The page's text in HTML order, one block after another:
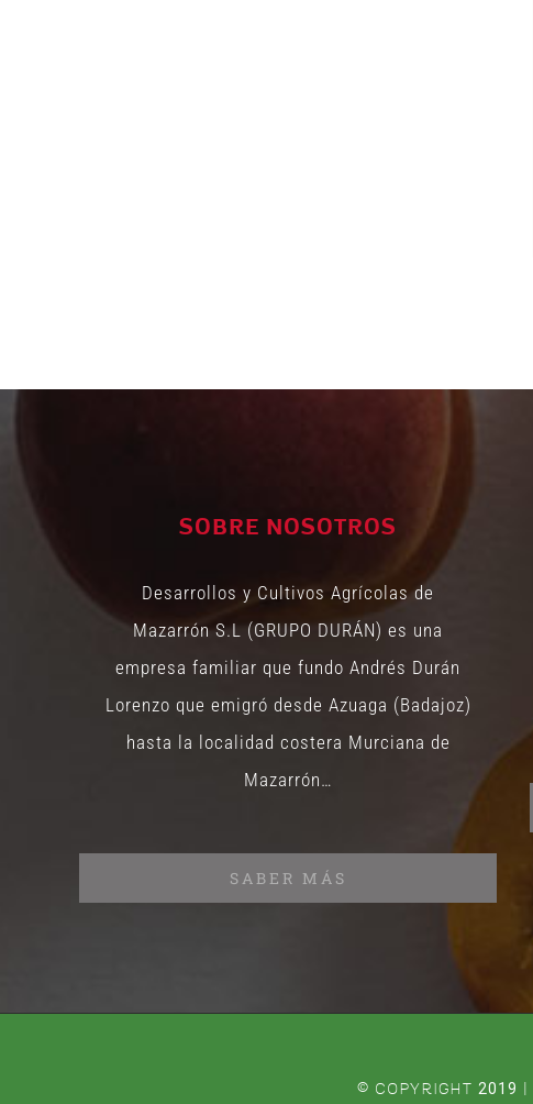
SOBRE NOSOTROS
Desarrollos y Cultivos Agrícolas de
Mazarrón S.L (GRUPO DURÁN) es una
empresa familiar que fundo Andrés Durán
Lorenzo que emigró desde Azuaga (Badajoz)
hasta la localidad costera Murciana de
Mazarrón…
SABER MÁS
© COPYRIGHT 2019 |